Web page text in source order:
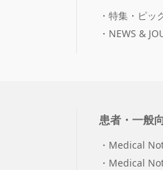
特集・ピッ
NEWS &
患者・一般
Medical
Medical